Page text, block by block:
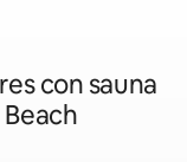
con sauna